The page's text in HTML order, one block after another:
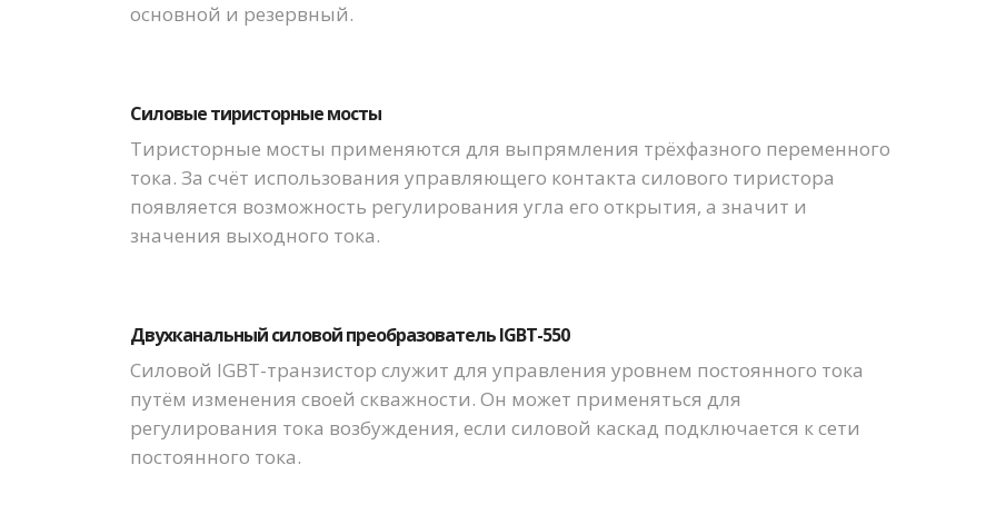
основной и резервный.
Силовые тиристорные мосты
Тиристорные мосты применяются для выпрямления трёхфазного переменного
тока. За счёт использования управляющего контакта силового тиристора
появляется возможность регулирования угла его открытия, а значит и
значения выходного тока.
Двухканальный силовой преобразователь IGBT-550
Силовой IGBT-транзистор служит для управления уровнем постоянного тока
путём изменения своей скважности. Он может применяться для
регулирования тока возбуждения, если силовой каскад подключается к сети
постоянного тока.